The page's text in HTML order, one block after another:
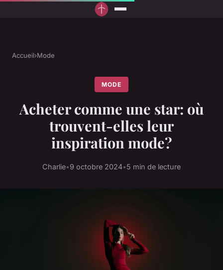
Accueil›Mode
MODE
Acheter comme une star: où
trouvent-elles leur
inspiration mode?
Charlie•9 octobre 2024•5 min de lecture